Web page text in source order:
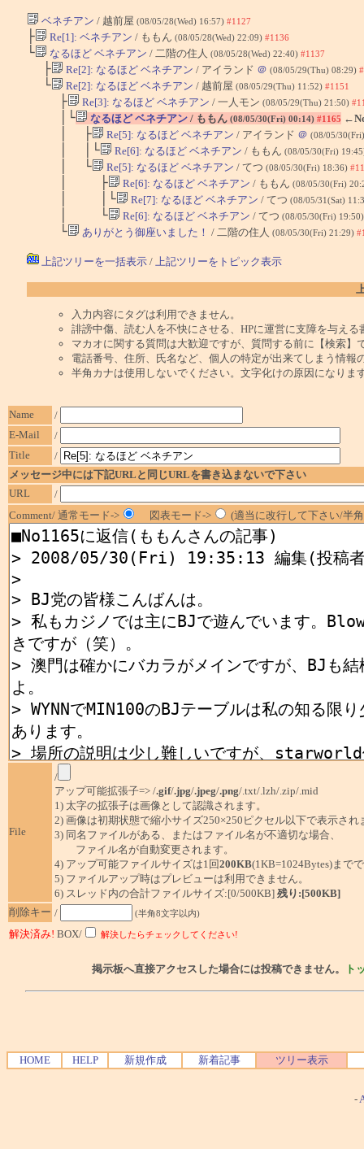
ベネチアン / 越前屋 (08/05/28(Wed) 16:57) #1127
├ Re[1]: ベネチアン / ももん (08/05/28(Wed) 22:09) #1136
└ なるほど ベネチアン / 二階の住人 (08/05/28(Wed) 22:40) #1137
├ Re[2]: なるほど ベネチアン / アイランド ＠ (08/05/29(Thu) 08:29)
└ Re[2]: なるほど ベネチアン / 越前屋 (08/05/29(Thu) 11:52) #1151
├ Re[3]: なるほど ベネチアン / 一人モン (08/05/29(Thu) 21:50)
│└ なるほど ベネチアン/ ももん (08/05/30(Fri) 00:14) #1165
│ ├ Re[5]: なるほど ベネチアン / アイランド ＠ (08/05/
│ │└ Re[6]: なるほど ベネチアン / ももん (08/05/30(Fri)
│ └ Re[5]: なるほど ベネチアン / てつ (08/05/30(Fri) 18:36)
│ ├ Re[6]: なるほど ベネチアン / ももん (08/05/30(Fri)
│ │└ Re[7]: なるほど ベネチアン / てつ (08/05/31(Sat)
│ └ Re[6]: なるほど ベネチアン / てつ (08/05/30(Fri)
└ ありがとう御座いました！ / 二階の住人 (08/05/30(Fri) 21:29)
上記ツリーを一括表示/ 上記ツリーをトピック表示
入力内容にタグは利用できません。
誹謗中傷、読む人を不快にさせる、HPに運営に支障を与え
マカオに関する質問は大歓迎ですが、質問する前に【検索】
電話番号、住所、氏名など、個人の特定が出来てしまう情報
半角カナは使用しないでください。文字化けの原因になりま
Name
/
E-Mail
/
Title
/
メッセージ中には下記URLと同じURLを書き込まないで下さい
URL
/
Comment/ 通常モード->
図表モード-> (適当に改行して下さい/半
File
/
アップ可能拡張子=> /.gif/.jpg/.jpeg/.png/.txt/.lzh/.zip/.mid
1) 太字の拡張子は画像として認識されます。
2) 画像は初期状態で縮小サイズ250×250ピクセル以下で表示され
3) 同名ファイルがある、またはファイル名が不適切な場合、
ファイル名が自動変更されます。
4) アップ可能ファイルサイズは1回200KB(1KB=1024Bytes)まで
5) ファイルアップ時はプレビューは利用できません。
6) スレッド内の合計ファイルサイズ:[0/500KB] 残り:[500KB]
削除キー / (半角8文字以内)
解決済み! BOX/ 解決したらチェックしてください!
掲示板へ直接アクセスした場合には投稿できません。 ト
HOME HELP 新規作成 新着記事 ツリー表示
-